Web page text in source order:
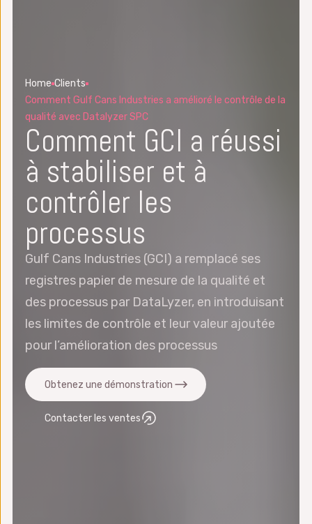
Home Clients
Comment Gulf Cans Industries a amélioré le contrôle de la
qualité avec Datalyzer SPC
Comment GCI a réussi
à stabiliser et à
contrôler les
processus
Gulf Cans Industries (GCI) a remplacé ses
registres papier de mesure de la qualité et
des processus par DataLyzer, en introduisant
les limites de contrôle et leur valeur ajoutée
pour l’amélioration des processus
Obtenez une démonstration
Contacter les ventes